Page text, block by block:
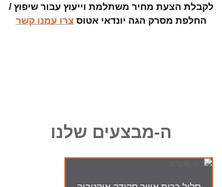
לקבלת הצעת מחיר משתלמת וייעוץ עבור שיפוץ /
החלפת מסרק הגה יונדאי אטוס צרו עמנו קשר
ה-מבצעים שלנו